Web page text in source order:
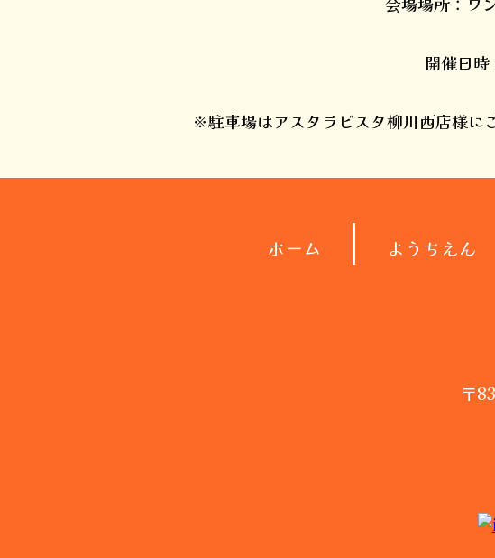
開催日
※駐車場はアスタラビスタ柳川西店様に
ホーム ようちえん
〒